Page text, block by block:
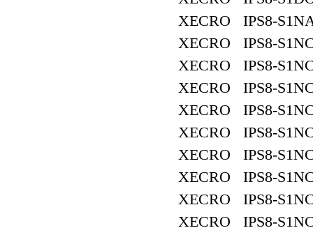
XECRO IPS8-
XECRO IPS8-
XECRO IPS8-
XECRO IPS8-
XECRO IPS8-
XECRO IPS8-
XECRO IPS8-
XECRO IPS8-
XECRO IPS8-
XECRO IPS8-